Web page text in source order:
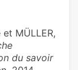
et MÜLLER,
du savoir